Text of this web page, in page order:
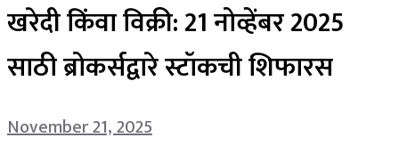
खरेदी किंवा विक्री: 21 नोव्हेंबर 2025
साठी ब्रोकर्सद्वारे स्टॉकची शिफारस
November 21, 2025